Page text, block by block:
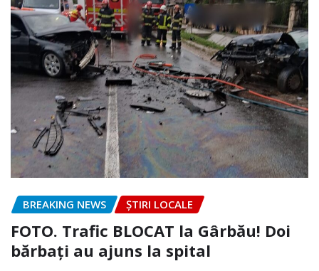
BREAKING NEWS ȘTIRI LOCALE
FOTO. Trafic BLOCAT la Gârbău! Doi
bărbați au ajuns la spital